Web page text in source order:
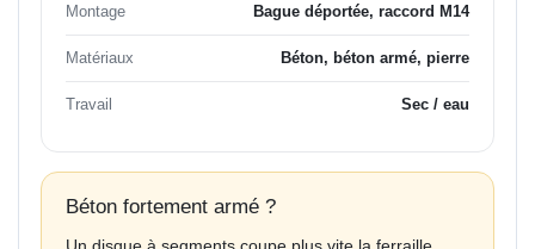
Montage Bague déportée, raccord M14
Matériaux Béton, béton armé, pierre
Travail Sec / eau
Béton fortement armé ?